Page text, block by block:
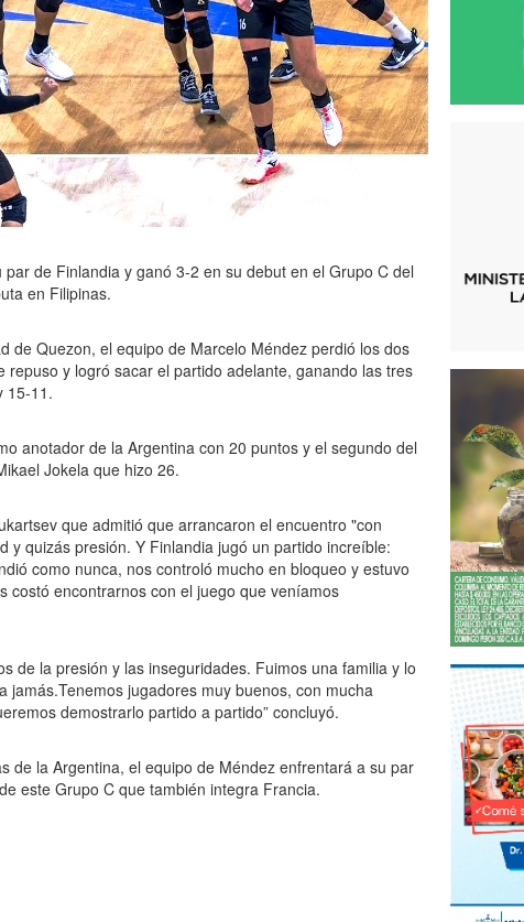
de Finlandia y ganó 3-2 en su debut en el Grupo C del
en Filipinas.
de Quezon, el equipo de Marcelo Méndez perdió los dos
y logró sacar el partido adelante, ganando las tres
15-11.
anotador de la Argentina con 20 puntos y el segundo del
Jokela que hizo 26.
que admitió que arrancaron el encuentro "con
y quizás presión. Y Finlandia jugó un partido increíble:
como nunca, nos controló mucho en bloqueo y estuvo
costó encontrarnos con el juego que veníamos
de la presión y las inseguridades. Fuimos una familia y lo
jamás.Tenemos jugadores muy buenos, con mucha
demostrarlo partido a partido” concluyó.
de la Argentina, el equipo de Méndez enfrentará a su par
este Grupo C que también integra Francia.